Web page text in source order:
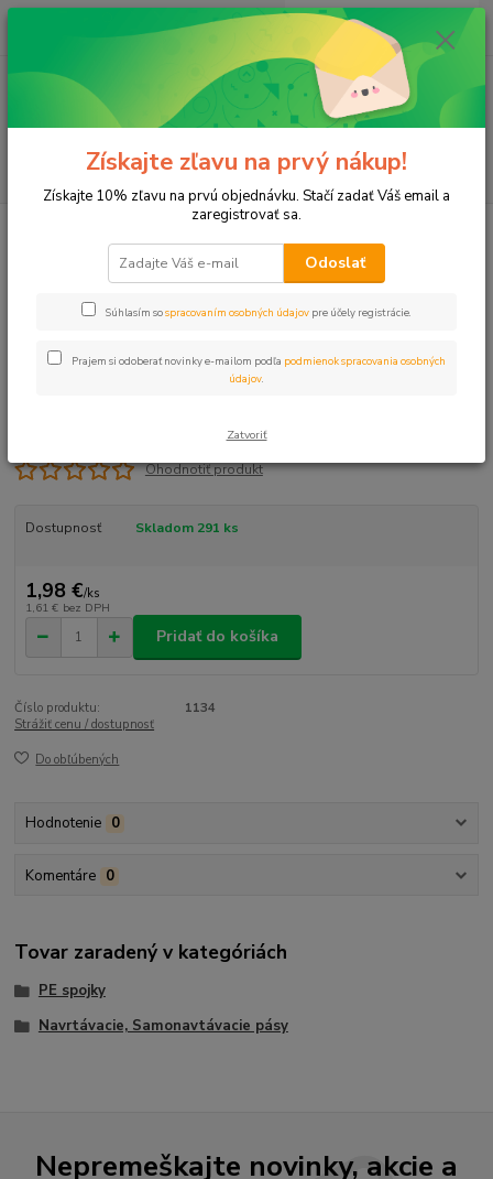
Menu
(Po-Pia, 8-17 hod.)
ks
za0 €
Navrtávací pás 50x1"
Navrtávací pás 50x1"
Ohodnotiť produkt
Dostupnosť Skladom 291 ks
1,98 €/ks
1,61 € bez DPH
Pridať do košíka
Číslo produktu:
1134
Strážiť cenu / dostupnosť
Do obľúbených
Hodnotenie 0
Komentáre 0
Tovar zaradený v kategóriách
PE spojky
Navrtávacie, Samonavtávacie pásy
Nepremeškajte novinky, akcie a
Získajte zľavu na prvý nákup!
Získajte 10% zľavu na prvú objednávku. Stačí zadať Váš email a
zaregistrovať sa.
Odoslať
Súhlasím sospracovaním osobných údajov pre účely registrácie.
Prajem si odoberať novinky e-mailom podľa podmienok spracovania osobných
údajov
Zatvoriť